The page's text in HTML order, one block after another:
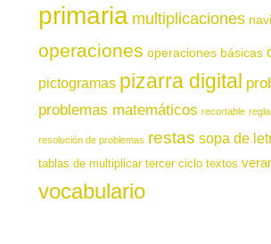
primaria multiplicaciones
operaciones operaciones básicas
pictogramas pizarra digital
problemas matemáticos recortable
resolución de problemas restas sopa de
tablas de multiplicar tercer ciclo textos
vocabulario